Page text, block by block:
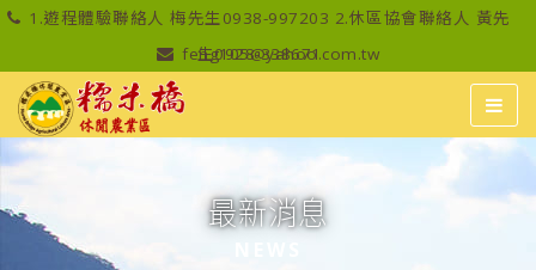
1.遊程體驗聯絡人 梅先生0938-997203 2.休區協會聯絡人 黃先
生0928-338671
feng105@yahoo.com.tw
最新消息